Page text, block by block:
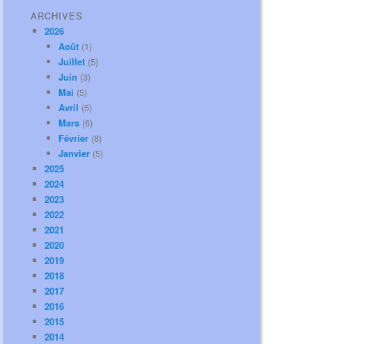
ARCHIVES
2026
Août (1)
Juillet (5)
Juin (3)
Mai (5)
Avril (5)
Mars (6)
Février (8)
Janvier (5)
2025
2024
2023
2022
2021
2020
2019
2018
2017
2016
2015
2014